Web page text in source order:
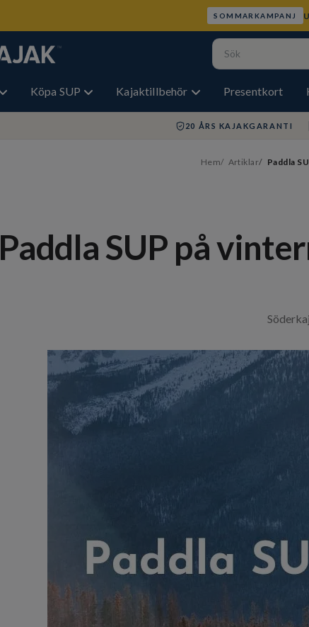
SOMMARKAMPANJ
Köpa SUP Kajaktillbehör Presentkort
20 ÅRS KAJAKGARANTI
Hem Artiklar Paddla
Paddla SUP på